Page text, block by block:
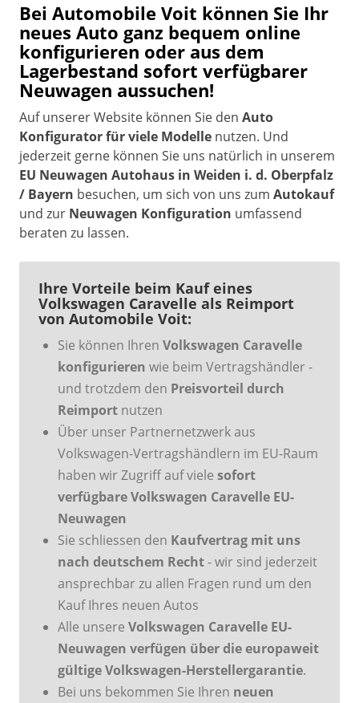
Bei Automobile Voit können Sie Ihr
neues Auto ganz bequem online
konfigurieren oder aus dem
Lagerbestand sofort verfügbarer
Neuwagen aussuchen!
Auf unserer Website können Sie den Auto
Konfigurator für viele Modelle nutzen. Und
jederzeit gerne können Sie uns natürlich in unserem
EU Neuwagen Autohaus in Weiden i. d. Oberpfalz
/ Bayern besuchen, um sich von uns zum Autokauf
und zur Neuwagen Konfiguration umfassend
beraten zu lassen.
Ihre Vorteile beim Kauf eines
Volkswagen Caravelle als Reimport
von Automobile Voit:
Sie können Ihren Volkswagen Caravelle
konfigurieren wie beim Vertragshändler -
und trotzdem den Preisvorteil durch
Reimport nutzen
Über unser Partnernetzwerk aus
Volkswagen-Vertragshändlern im EU-Raum
haben wir Zugriff auf viele sofort
verfügbare Volkswagen Caravelle EU-
Neuwagen
Sie schliessen den Kaufvertrag mit uns
nach deutschem Recht- wir sind jederzeit
ansprechbar zu allen Fragen rund um den
Kauf Ihres neuen Autos
Alle unsere Volkswagen Caravelle EU-
Neuwagen verfügen über die europaweit
gültige Volkswagen-Herstellergarantie.
Bei uns bekommen Sie Ihren neuen